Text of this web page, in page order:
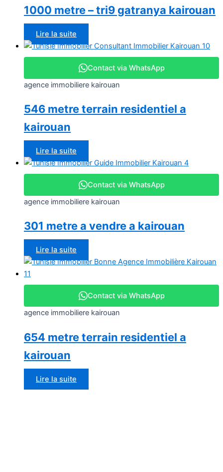
1000 metre – tri9 gatranya kairouan
Lire la suite
Contact via WhatsApp
agence immobiliere kairouan
546 metre terrain residentiel a
kairouan
Lire la suite
Contact via WhatsApp
agence immobiliere kairouan
301 metre a vendre a kairouan
Lire la suite
Contact via WhatsApp
agence immobiliere kairouan
654 metre terrain residentiel a
kairouan
Lire la suite